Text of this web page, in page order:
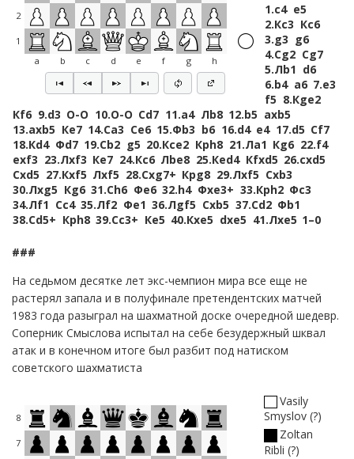
2
1
a
b c d e f g h
1.c4 e5
2.Кc3 Кc6
3.g3 g6
4.Сg2 Сg7
5.Лb1 d6
6.b4 a6 7.e3
f5 8.Кge2
Кf6 9.d3 O-O 10.O-O Сd7 11.a4 Лb8 12.b5 axb5
13.axb5 Кe7 14.Сa3 Сe6 15.Фb3 b6 16.d4 e4 17.d5 Сf7
18.Кd4 Фd7 19.Сb2 g5 20.Кce2 Крh8 21.Лa1 Кg6 22.f4
exf3 23.Лxf3 Кe7 24.Кc6 Лbe8 25.Кed4 Кfxd5 26.cxd5
Сxd5 27.Кxf5 Лxf5 28.Сxg7+ Крg8 29.Лxf5 Сxb3
30.Лxg5 Кg6 31.Сh6 Фe6 32.h4 Фxe3+ 33.Крh2 Фc3
34.Лf1 Сc4 35.Лf2 Фe1 36.Лgf5 Сxb5 37.Сd2 Фb1
38.Сd5+ Крh8 39.Сc3+ Кe5 40.Кxe5 dxe5 41.Лxe5 1–0
###
На седьмом десятке лет экс-чемпион мира все еще не
растерял запала и в полуфинале претендентских матчей
1983 года разыграл на шахматной доске очередной шедевр.
Соперник Смыслова испытал на себе безудержный шквал
атак и в конечном итоге был разбит под натиском
советского шахматиста
8
7
Vasily
Smyslov ?
Zoltan
Ribli ?